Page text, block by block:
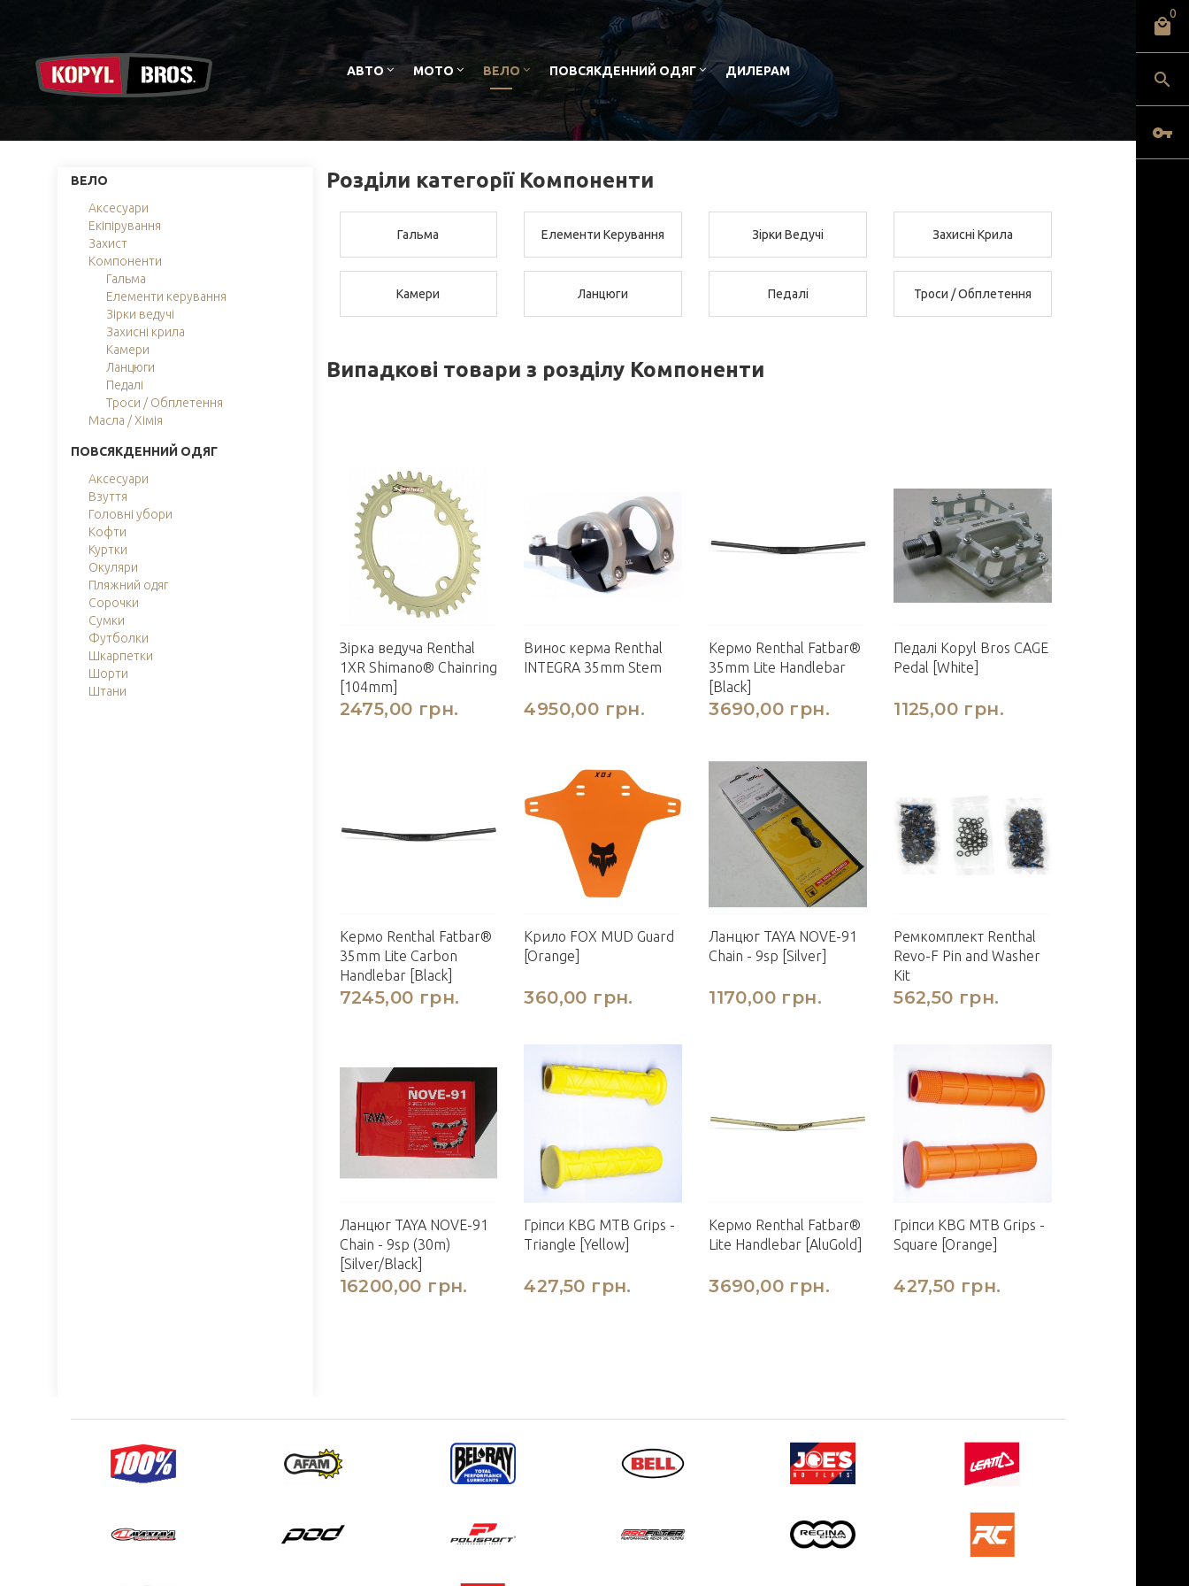
0
АВТО МОТО ВЕЛО ПОВСЯКДЕННИЙ ОДЯГ ДИЛЕРАМ
ВЕЛО
Аксесуари
Екіпірування
Захист
Компоненти
Гальма
Елементи керування
Зірки ведучі
Захисні крила
Камери
Ланцюги
Педалі
Троси / Обплетення
Масла / Хімія
ПОВСЯКДЕННИЙ ОДЯГ
Аксесуари
Взуття
Головні убори
Кофти
Куртки
Окуляри
Пляжний одяг
Сорочки
Сумки
Футболки
Шкарпетки
Шорти
Штани
Розділи категорії Компоненти
Гальма Елементи Керування Зірки Ведучі Захисні Крила
Камери Ланцюги Педалі Троси / Обплетення
Випадкові товари з розділу Компоненти
Зірка ведуча Renthal
1XR Shimano® Chainring
[104mm]
2475,00 грн.
Винос керма Renthal
INTEGRA 35mm Stem
4950,00 грн.
Кермо Renthal Fatbar®
35mm Lite Handlebar
[Black]
3690,00 грн.
Педалі Kopyl Bros CAGE
Pedal [White]
1125,00 грн.
Кермо Renthal Fatbar®
35mm Lite Carbon
Handlebar [Black]
7245,00 грн.
Крило FOX MUD Guard
[Orange]
360,00 грн.
Ланцюг TAYA NOVE-91
Chain - 9sp [Silver]
1170,00 грн.
Ремкомплект Renthal
Revo-F Pin and Washer
Kit
562,50 грн.
Ланцюг TAYA NOVE-91
Chain - 9sp (30m)
[Silver/Black]
16200,00 грн.
Гріпси KBG MTB Grips -
Triangle [Yellow]
427,50 грн.
Кермо Renthal Fatbar®
Lite Handlebar [AluGold]
3690,00 грн.
Гріпси KBG MTB Grips -
Square [Orange]
427,50 грн.